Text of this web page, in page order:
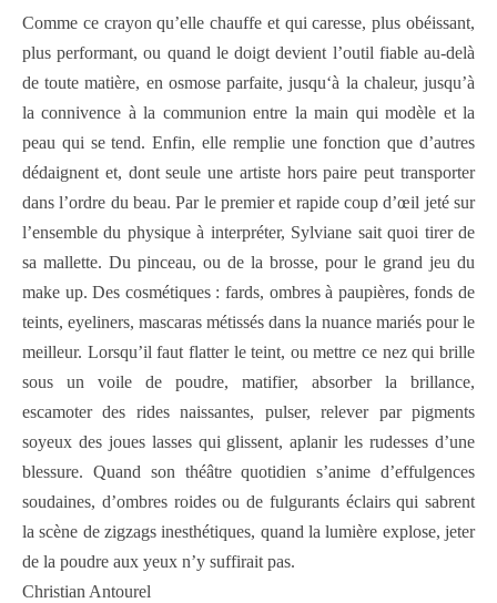
Comme ce crayon qu’elle chauffe et qui caresse, plus obéissant,
plus performant, ou quand le doigt devient l’outil fiable au-delà
de toute matière, en osmose parfaite, jusqu‘à la chaleur, jusqu’à
la connivence à la communion entre la main qui modèle et la
peau qui se tend. Enfin, elle remplie une fonction que d’autres
dédaignent et, dont seule une artiste hors paire peut transporter
dans l’ordre du beau. Par le premier et rapide coup d’œil jeté sur
l’ensemble du physique à interpréter, Sylviane sait quoi tirer de
sa mallette. Du pinceau, ou de la brosse, pour le grand jeu du
make up. Des cosmétiques : fards, ombres à paupières, fonds de
teints, eyeliners, mascaras métissés dans la nuance mariés pour le
meilleur. Lorsqu’il faut flatter le teint, ou mettre ce nez qui brille
sous un voile de poudre, matifier, absorber la brillance,
escamoter des rides naissantes, pulser, relever par pigments
soyeux des joues lasses qui glissent, aplanir les rudesses d’une
blessure. Quand son théâtre quotidien s’anime d’effulgences
soudaines, d’ombres roides ou de fulgurants éclairs qui sabrent
la scène de zigzags inesthétiques, quand la lumière explose, jeter
de la poudre aux yeux n’y suffirait pas.
Christian Antourel